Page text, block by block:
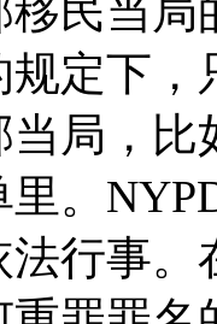
移民当局
规定下，
当局，比
里。
法行事。